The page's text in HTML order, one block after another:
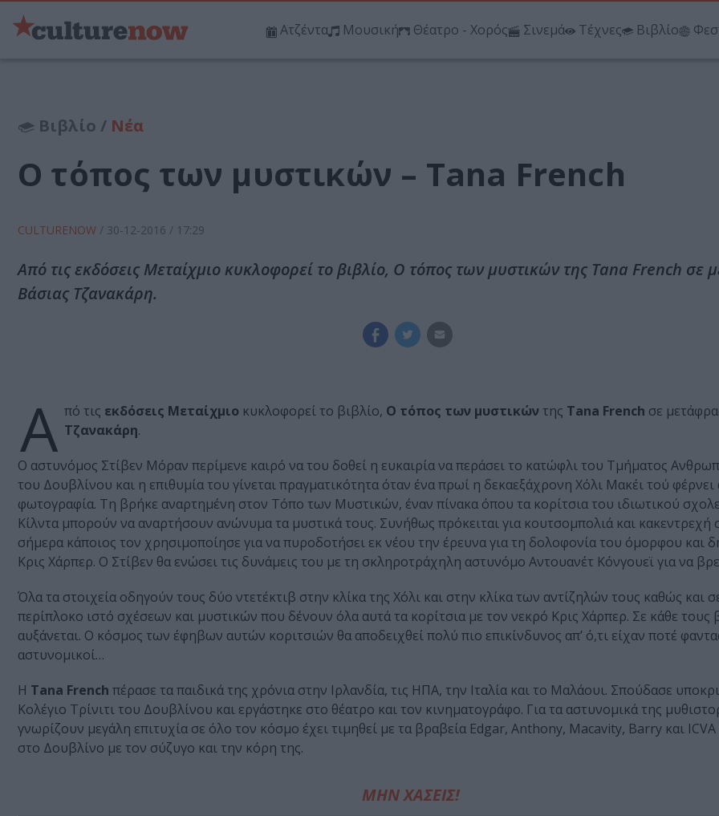
Ατζέντα Μουσική Θέατρο - Χορός Σινεμά Τέχνες Βιβλίο
Βιβλίο / Νέα
Ο τόπος των μυστικών – Tana French
CULTURENOW / 30-12-2016 / 17:29
Από τις εκδόσεις Μεταίχμιο κυκλοφορεί το βιβλίο, Ο τόπος των μυστικών της Tana French σε
Βάσιας Τζανακάρη.
Α πό τις εκδόσεις Μεταίχμιο κυκλοφορεί το βιβλίο, Ο τόπος των μυστικών της Tana French σε
Τζανακάρη.
Ο αστυνόμος Στίβεν Μόραν περίμενε καιρό να του δοθεί η ευκαιρία να περάσει το κατώφλι του Τμήματος
του Δουβλίνου και η επιθυμία του γίνεται πραγματικότητα όταν ένα πρωί η δεκαεξάχρονη Χόλι Μακέι τού φέρνει
φωτογραφία. Τη βρήκε αναρτημένη στον Τόπο των Μυστικών, έναν πίνακα όπου τα κορίτσια του ιδιωτικού
Κίλντα μπορούν να αναρτήσουν ανώνυμα τα μυστικά τους. Συνήθως πρόκειται για κουτσομπολιά και κακεντρεχή
σήμερα κάποιος τον χρησιμοποίησε για να πυροδοτήσει εκ νέου την έρευνα για τη δολοφονία του όμορφου και
Κρις Χάρπερ. Ο Στίβεν θα ενώσει τις δυνάμεις του με τη σκληροτράχηλη αστυνόμο Αντουανέτ Κόνγουεϊ για να
Όλα τα στοιχεία οδηγούν τους δύο ντετέκτιβ στην κλίκα της Χόλι και στην κλίκα των αντίζηλών τους καθώς και
περίπλοκο ιστό σχέσεων και μυστικών που δένουν όλα αυτά τα κορίτσια με τον νεκρό Κρις Χάρπερ. Σε κάθε τους
αυξάνεται. Ο κόσμος των έφηβων αυτών κοριτσιών θα αποδειχθεί πολύ πιο επικίνδυνος απ’ ό,τι είχαν ποτέ
αστυνομικοί…
Η Tana French πέρασε τα παιδικά της χρόνια στην Ιρλανδία, τις ΗΠΑ, την Ιταλία και το Μαλάουι. Σπούδασε
Κολέγιο Τρίνιτι του Δουβλίνου και εργάστηκε στο θέατρο και τον κινηματογράφο. Για τα αστυνομικά της
γνωρίζουν μεγάλη επιτυχία σε όλο τον κόσμο έχει τιμηθεί με τα βραβεία Edgar, Anthony, Macavity, Barry και
στο Δουβλίνο με τον σύζυγο και την κόρη της.
ΜΗΝ ΧΑΣΕΙΣ!